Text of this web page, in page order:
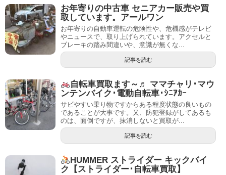
お年寄りの中古車 セニアカー販売や買
取しています。アールワン
お年寄りの自動車運転の危険性や、危機感がテレビ
やニュースで、取り上げられています。アクセルと
ブレーキの踏み間違いや、意識が無くな...
記事を読む
自転車買取ます～♬ ママチャリ･マウ
ンテンバイク･電動自転車･ｼﾆｱｶｰ
サビやすい乗り物ですからある程度状態の良いもの
であることが大事です。又、防犯登録がしてあるも
のは、面倒ですが、抹消しないと買取が...
記事を読む
HUMMER ストライダー キックバイ
ク【ストライダー･自転車買取】